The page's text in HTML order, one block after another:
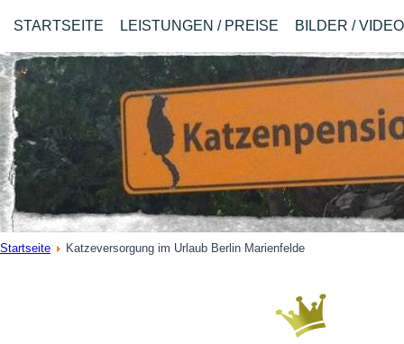
STARTSEITE LEISTUNGEN / PREISE BILDER /
Startseite Katzeversorgung im Urlaub Berlin Marienfelde